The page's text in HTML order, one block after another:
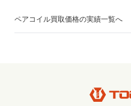
ペアコイル買取価格の実績一覧へ